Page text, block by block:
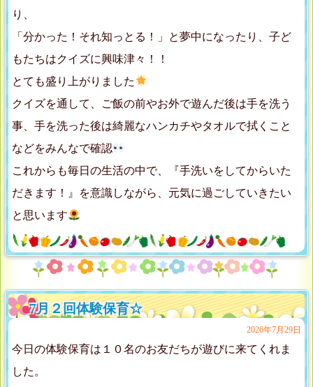
り、
「分かった！それ知っとる！」と夢中になったり、子ど
もたちはクイズに興味津々！！
とても盛り上がりました
クイズを通して、ご飯の前やお外で遊んだ後は手を洗う
事、手を洗った後は綺麗なハンカチやタオルで拭くこと
などをみんなで確認
これからも毎日の生活の中で、『手洗いをしてからいた
だきます！』を意識しながら、元気に過ごしていきたい
と思います
7月２回体験保育☆
2026年7月29日
今日の体験保育は１０名のお友だちが遊びに来てくれま
した。